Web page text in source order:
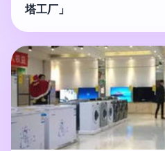
塔工厂」